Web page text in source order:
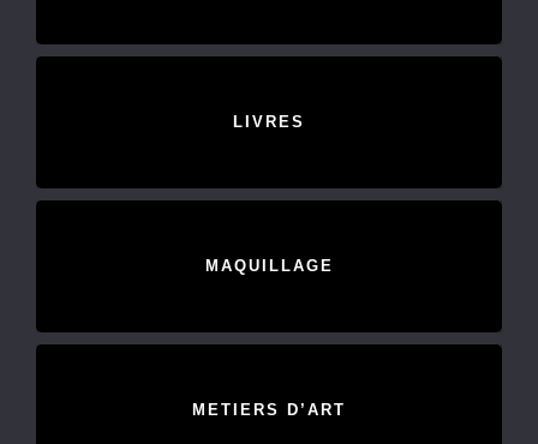
LIVRES
MAQUILLAGE
METIERS D’ART